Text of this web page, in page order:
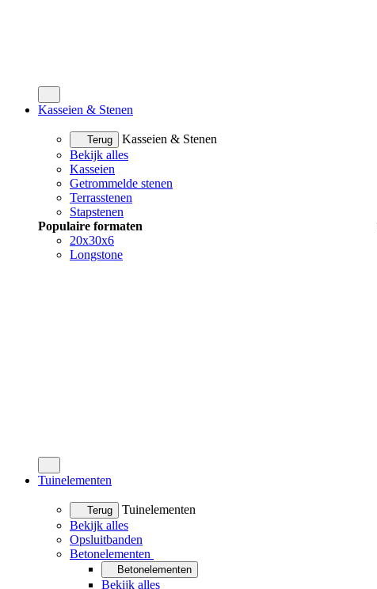
Kasseien & Stenen
Terug
Kasseien & Stenen
Bekijk alles
Kasseien
Getrommelde stenen
Terrasstenen
Stapstenen
Populaire formaten
20x30x6
Longstone
Tuinelementen
Terug
Tuinelementen
Bekijk alles
Opsluitbanden
Betonelementen
Betonelementen
Bekijk alles